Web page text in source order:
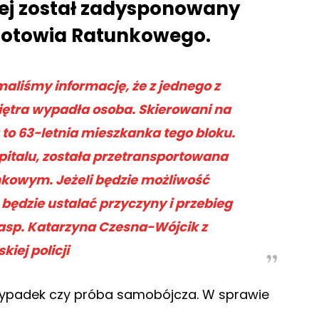
został zadysponowany
Ratunkowego.
informację, że z jednego z
wypadła osoba. Skierowani na
63-letnia mieszkanka tego bloku.
została przetransportowana
Jeżeli będzie możliwość
ustalać przyczyny i przebieg
Katarzyna Czesna-Wójcik z
policji
czy próba samobójcza. W sprawie